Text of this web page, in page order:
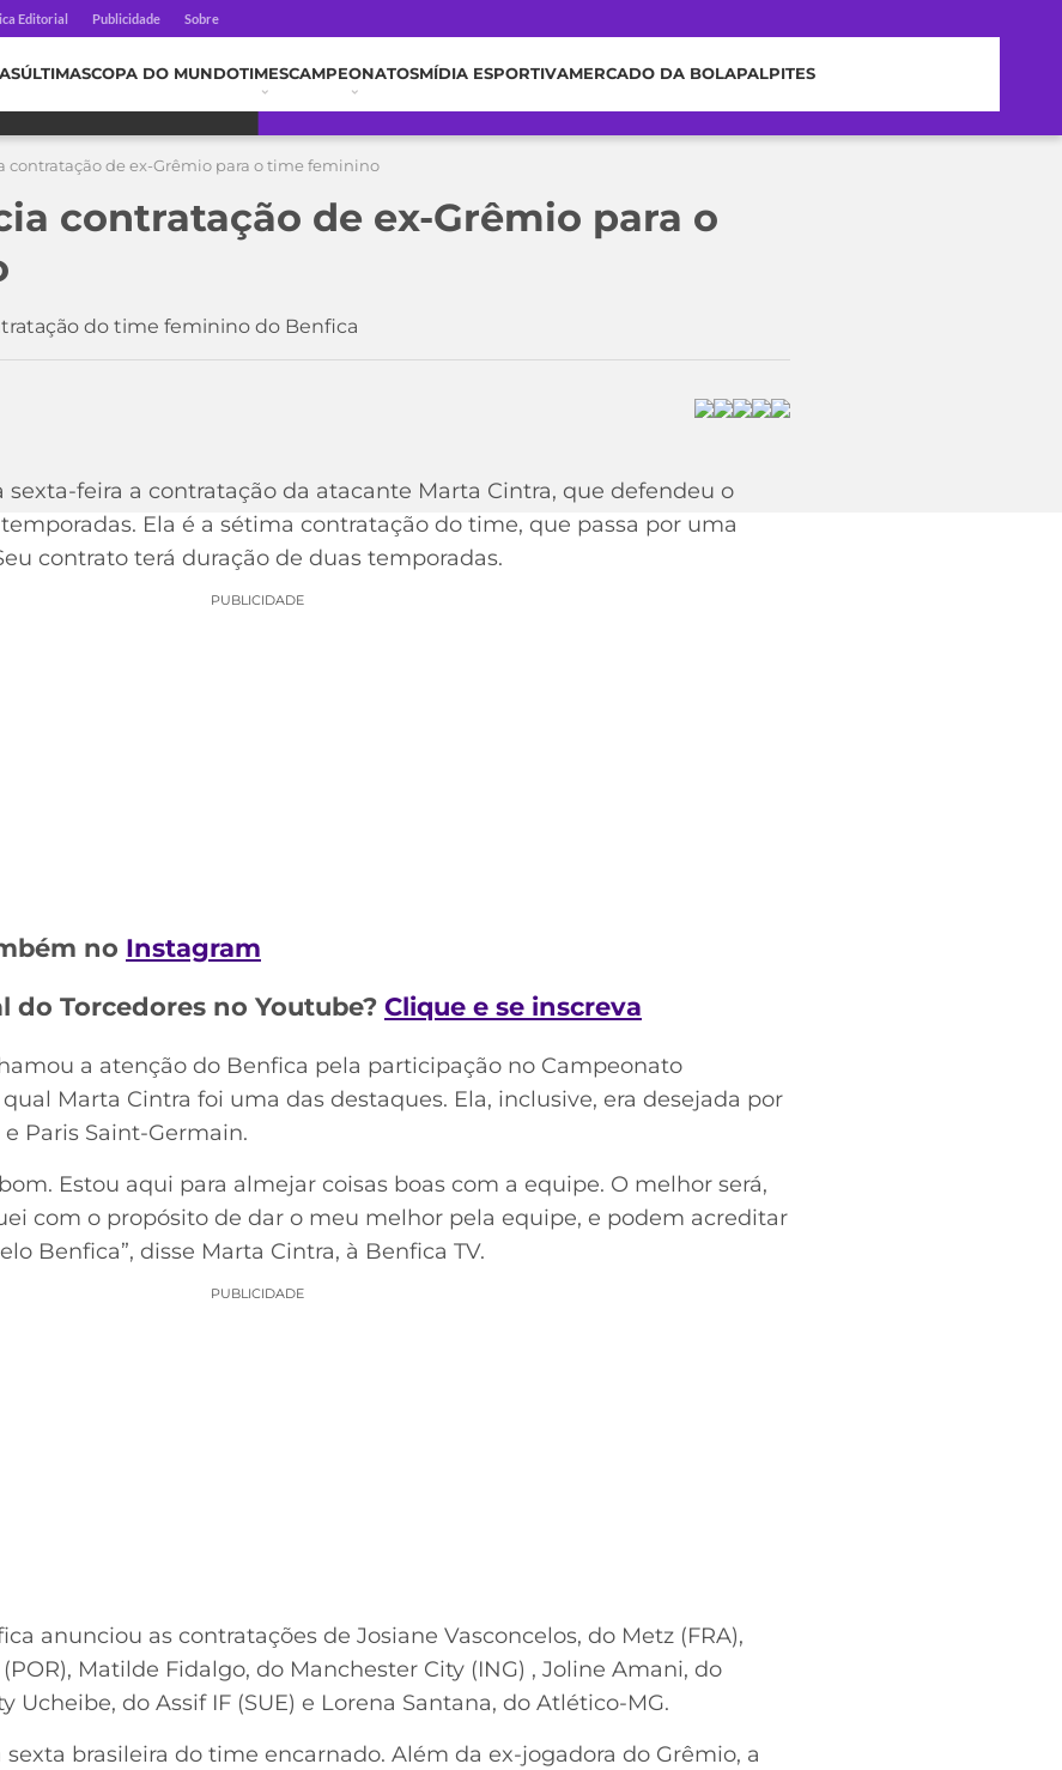
Editorial Publicidade Sobre
ÚLTIMASCOPA DO MUNDOTIMESCAMPEONATOSMÍDIA ESPORTIVAMERCADO DA BOLAPALPITES
contratação de ex-Grêmio para o time feminino
contratação de ex-Grêmio para o
do time feminino do Benfica
feira a contratação da atacante Marta Cintra, que defendeu o
Ela é a sétima contratação do time, que passa por uma
contrato terá duração de duas temporadas.
PUBLICIDADE
no Instagram
do Torcedores no Youtube? Clique e se inscreva
a atenção do Benfica pela participação no Campeonato
Marta Cintra foi uma das destaques. Ela, inclusive, era desejada por
Paris Saint-Germain.
Estou aqui para almejar coisas boas com a equipe. O melhor será,
com o propósito de dar o meu melhor pela equipe, e podem acreditar
Benfica”, disse Marta Cintra, à Benfica TV.
PUBLICIDADE
anunciou as contratações de Josiane Vasconcelos, do Metz (FRA),
Matilde Fidalgo, do Manchester City (ING) , Joline Amani, do
Ucheibe, do Assif IF (SUE) e Lorena Santana, do Atlético-MG.
sexta brasileira do time encarnado. Além da ex-jogadora do Grêmio, a